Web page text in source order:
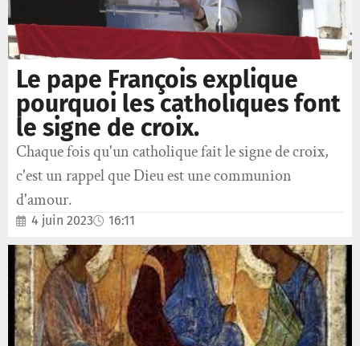
Le pape François explique
pourquoi les catholiques font
le signe de croix.
Chaque fois qu'un catholique fait le signe de croix,
c'est un rappel que Dieu est une communion
d'amour.
4 juin 2023 16:11